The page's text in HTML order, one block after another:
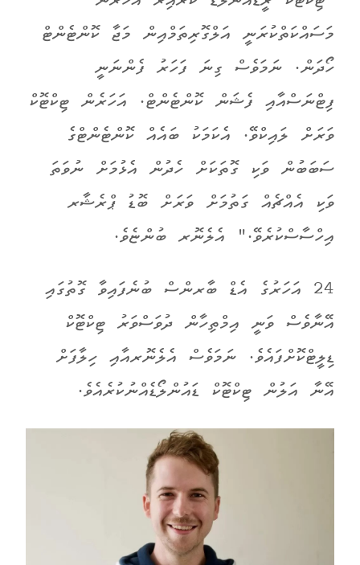
މަސައްކަތްކުރަނީ އަލްގޮރިތަމްއިން މަޖާ ކޮންޓެންޓް
ހޯދަން. ނަމަވެސް ގިނަ ފަހަރު ފެންނަނީ
ފިޓްނަސްއާއި ފެޝަން ކޮންޓެންޓް. އަހަރެން ޓިކްޓޮކް
ވަރަށް ލައިކްވޭ. އެކަމަކު ބައެއް ކޮންޓެންޓްގެ
ސަބަބުން ވަކި ގޮތަކަށް ހެދުން އެޅުމަށް ނުވަތަ
ވަކި އެއްޗެއް ގަތުމަށް ވަރަށް ބޮޑު ޕްރެޝާރ
އިހްސާސްކުރެވޭ." އެލެނޮރ ބުންޏެވެ.
24 އަހަރުގެ އެޑް ބާރންސް ބުނެފައިވާ ގޮތުގައި
އޭނާވެސް ވަނީ އިމްތިހާން ދުވަސްވަރު ޓިކްޓޮކް
ޑިލީޓްކޮށްފައެވެ. ނަމަވެސް އެލެނޮރއާއި ހިލާފަށް
އޭނާ އަލުން ޓިކްޓޮކް ޑައުންލޯޑެއްނުކުރެއެވެ.